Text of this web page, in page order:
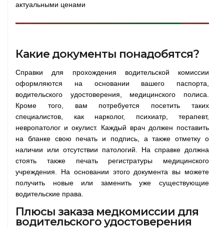
актуальными ценами
Какие документы понадобятся?
Справки для прохождения водительской комиссии
оформляются на основании вашего паспорта,
водительского удостоверения, медицинского полиса.
Кроме того, вам потребуется посетить таких
специалистов, как нарколог, психиатр, терапевт,
невропатолог и окулист. Каждый врач должен поставить
на бланке свою печать и подпись, а также отметку о
наличии или отсутствии патологий. На справке должна
стоять также печать регистратуры медицинского
учреждения. На основании этого документа вы можете
получить новые или заменить уже существующие
водительские права.
Плюсы заказа медкомиссии для
водительского удостоверения